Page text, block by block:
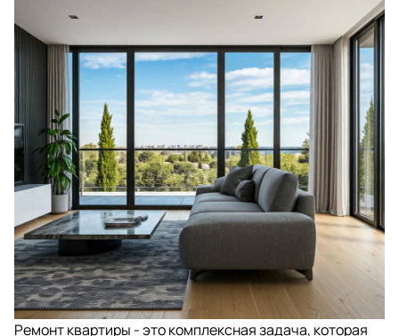
Ремонт квартиры - это комплексная задача, которая